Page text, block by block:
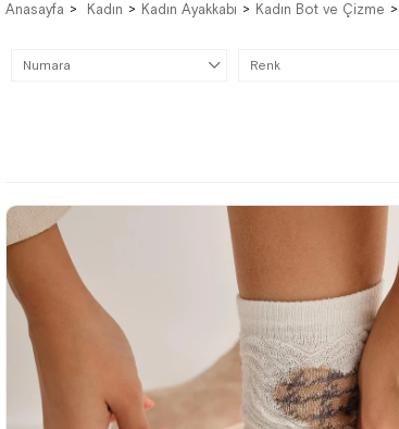
Anasayfa Kadın Kadın Ayakkabı Kadın Bot ve Çizme
Numara Renk